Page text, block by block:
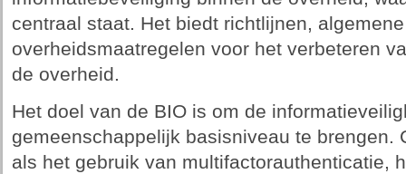
centraal staat. Het biedt richtlijnen,
overheidsmaatregelen voor het verbeteren
de overheid.
Het doel van de BIO is om de
gemeenschappelijk basisniveau te brengen.
als het gebruik van multifactorauthenticatie,